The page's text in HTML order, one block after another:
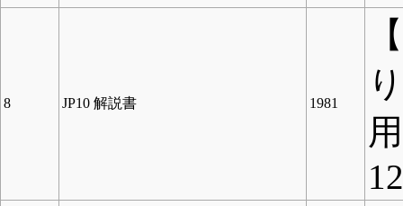
8 JP10 解説書 1981